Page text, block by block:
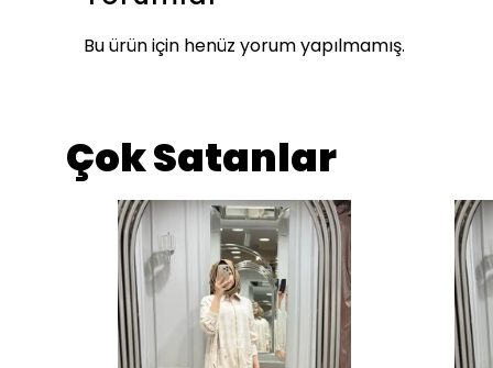
Bu ürün için henüz yorum yapılmamış.
Çok Satanlar